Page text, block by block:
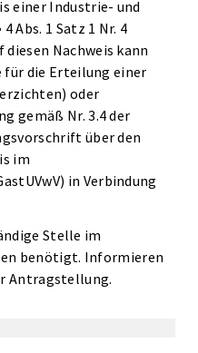
einer Industrie- und
Abs. 1 Satz 1 Nr. 4
Nachweis kann
für die Erteilung einer
oder
gemäß Nr. 3.4 der
über den
im
in Verbindung
Stelle im
benötigt. Informieren
Antragstellung.